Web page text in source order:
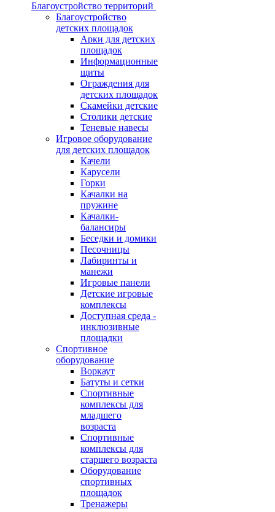
Благоустройство территорий
Благоустройство
детских площадок
Арки для детских
площадок
Информационные
щиты
Ограждения для
детских площадок
Скамейки детские
Столики детские
Теневые навесы
Игровое оборудование
для детских площадок
Качели
Карусели
Горки
Качалки на
пружине
Качалки-
балансиры
Беседки и домики
Песочницы
Лабиринты и
манежи
Игровые панели
Детские игровые
комплексы
Доступная среда -
инклюзивные
площадки
Спортивное
оборудование
Воркаут
Батуты и сетки
Спортивные
комплексы для
младшего
возраста
Спортивные
комплексы для
старшего возраста
Оборудование
спортивных
площадок
Тренажеры